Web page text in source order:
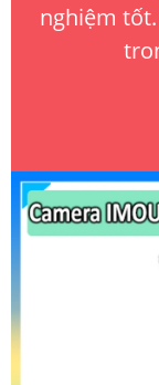
nghiệm